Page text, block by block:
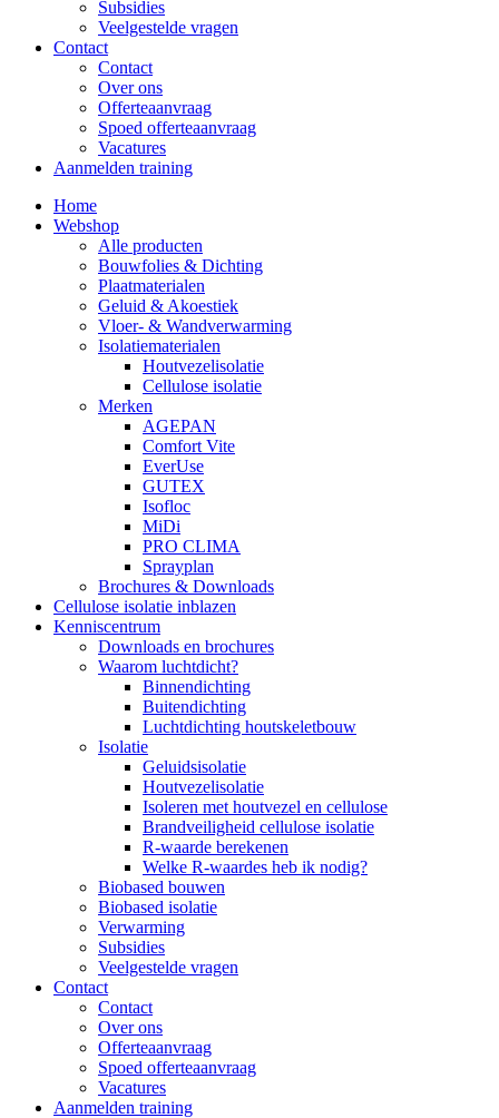
Subsidies
Veelgestelde vragen
Contact
Contact
Over ons
Offerteaanvraag
Spoed offerteaanvraag
Vacatures
Aanmelden training
Home
Webshop
Alle producten
Bouwfolies & Dichting
Plaatmaterialen
Geluid & Akoestiek
Vloer- & Wandverwarming
Isolatiematerialen
Houtvezelisolatie
Cellulose isolatie
Merken
AGEPAN
Comfort Vite
EverUse
GUTEX
Isofloc
MiDi
PRO CLIMA
Sprayplan
Brochures & Downloads
Cellulose isolatie inblazen
Kenniscentrum
Downloads en brochures
Waarom luchtdicht?
Binnendichting
Buitendichting
Luchtdichting houtskeletbouw
Isolatie
Geluidsisolatie
Houtvezelisolatie
Isoleren met houtvezel en cellulose
Brandveiligheid cellulose isolatie
R-waarde berekenen
Welke R-waardes heb ik nodig?
Biobased bouwen
Biobased isolatie
Verwarming
Subsidies
Veelgestelde vragen
Contact
Contact
Over ons
Offerteaanvraag
Spoed offerteaanvraag
Vacatures
Aanmelden training